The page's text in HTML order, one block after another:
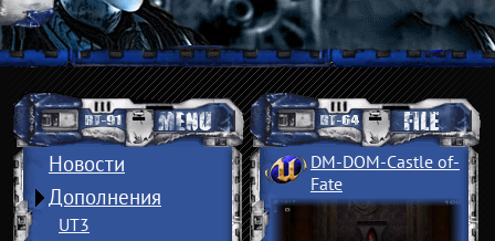
Новости
Дополнения
UT3
DM-DOM-Castle of­
Fate